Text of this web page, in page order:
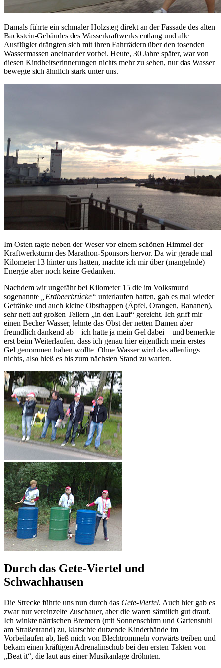
Damals führte ein schmaler Holzsteg direkt an der Fassade des alten
Backstein-Gebäudes des Wasserkraftwerks entlang und alle
Ausflügler drängten sich mit ihren Fahrrädern über den tosenden
Wassermassen aneinander vorbei. Heute, 30 Jahre später, war von
diesen Kindheitserinnerungen nichts mehr zu sehen, nur das Wasser
bewegte sich ähnlich stark unter uns.
Im Osten ragte neben der Weser vor einem schönen Himmel der
Kraftwerksturm des Marathon-Sponsors hervor. Da wir gerade mal
Kilometer 13 hinter uns hatten, machte ich mir über (mangelnde)
Energie aber noch keine Gedanken.
Nachdem wir ungefähr bei Kilometer 15 die im Volksmund
sogenannte
„Erdbeerbrücke“ unterlaufen hatten, gab es mal wieder
Getränke und auch kleine Obsthappen (Äpfel, Orangen, Bananen),
sehr nett auf großen Tellern „in den Lauf“ gereicht. Ich griff mir
einen Becher Wasser, lehnte das Obst der netten Damen aber
freundlich dankend ab – ich hatte ja mein Gel dabei – und bemerkte
erst beim Weiterlaufen, dass ich genau hier eigentlich mein erstes
Gel genommen haben wollte. Ohne Wasser wird das allerdings
nichts, also hieß es bis zum nächsten Stand zu warten.
Durch das Gete-Viertel und
Schwachhausen
Die Strecke führte uns nun durch das Gete-Viertel. Auch hier gab es
zwar nur vereinzelte Zuschauer, aber die waren sämtlich gut drauf.
Ich winkte närrischen Bremern (mit Sonnenschirm und Gartenstuhl
am Straßenrand) zu, klatschte dutzende Kinderhände im
Vorbeilaufen ab, ließ mich von Blechtrommeln vorwärts treiben und
bekam einen kräftigen Adrenalinschub bei den ersten Takten von
„Beat it“, die laut aus einer Musikanlage dröhnten.